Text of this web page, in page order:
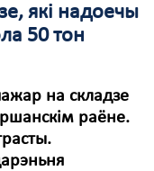
які надоечы
50 тон
на складзе
раёне.